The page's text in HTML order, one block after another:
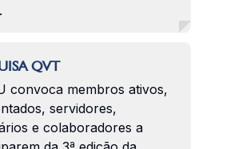
QVT
convoca membros ativos,
servidores,
e colaboradores a